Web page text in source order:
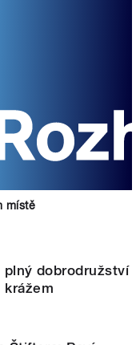
místě
plný dobrodružství
krážem